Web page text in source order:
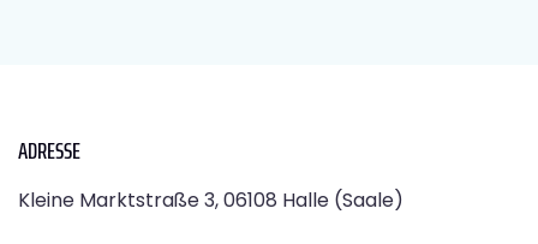
ADRESSE
Kleine Marktstraße 3, 06108 Halle (Saale)